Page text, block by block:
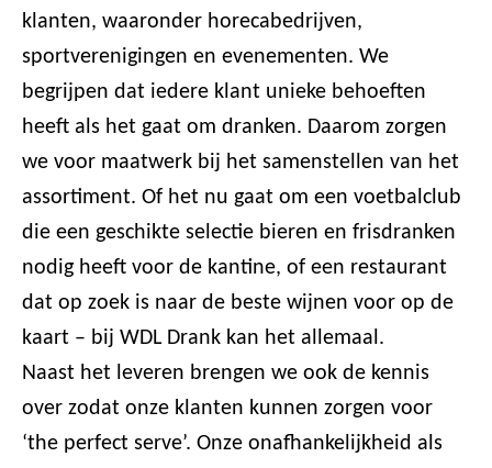
klanten, waaronder horecabedrijven,
sportverenigingen en evenementen. We
begrijpen dat iedere klant unieke behoeften
heeft als het gaat om dranken. Daarom zorgen
we voor maatwerk bij het samenstellen van het
assortiment. Of het nu gaat om een voetbalclub
die een geschikte selectie bieren en frisdranken
nodig heeft voor de kantine, of een restaurant
dat op zoek is naar de beste wijnen voor op de
kaart – bij WDL Drank kan het allemaal.
Naast het leveren brengen we ook de kennis
over zodat onze klanten kunnen zorgen voor
‘the perfect serve’. Onze onafhankelijkheid als